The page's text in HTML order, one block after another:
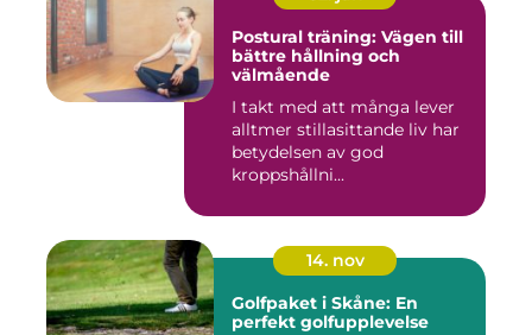
Postural träning: Vägen till
bättre hållning och
välmående
I takt med att många lever
alltmer stillasittande liv har
betydelsen av god
kroppshållni...
14. nov
Golfpaket i Skåne: En
perfekt golfupplevelse